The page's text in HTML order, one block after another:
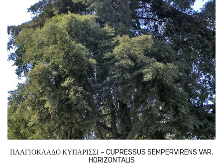
ΠΛΑΓΙΟΚΛΑΔΟ ΚΥΠΑΡΙΣΣΙ – CUPRESSUS SEMPERVIRENS VAR.
HORIZONTALIS